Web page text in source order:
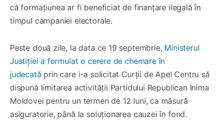
că formațiunea ar fi beneficiat de finanțare ilegală în
timpul campaniei electorale.
Peste două zile, la data ce 19 septembrie, Ministerul
Justiției a formulat o cerere de chemare în
judecată prin care i-a solicitat Curții de Apel Centru să
dispună limitarea activității Partidului Republican Inima
Moldovei pentru un termen de 12 luni, ca măsură
asiguratorie, până la soluționarea cauzei în fond.